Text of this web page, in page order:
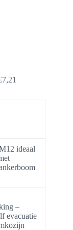
7,21
ideaal
–
evacuatie